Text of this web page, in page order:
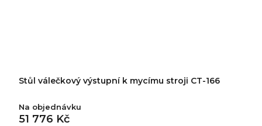
Stůl válečkový výstupní k mycímu stroji CT-166
Na objednávku
51 776 Kč